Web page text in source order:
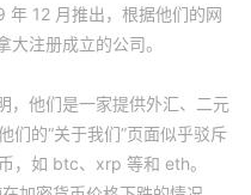
年 12 月推出，根据他们的网
注册成立的公司。
他们是一家提供外汇、二元
们的“关于我们”页面似乎驳斥
，如 btc、xrp 等和 eth。